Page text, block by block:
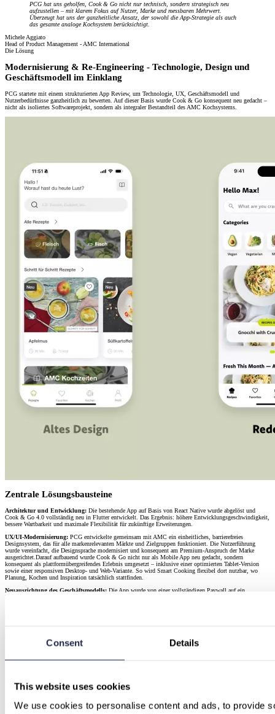
Consent Details
This website uses cookies
We use cookies to personalise content and ads, to provide
PCG hat uns geholfen, Cook & Go nicht nur technisch, sondern strategisch neu
aufzustellen – mit klarem Fokus auf Nutzer, Marke und messbaren Mehrwert.
Überzeugt hat uns der ganzheitliche Ansatz, der sowohl die App-Strategie als auch
das gesamte analoge Kochsystem berücksichtigt.
Michele Aggiato
Head of Product Management - AMC International
Die Lösung
Modernisierung & Re-Engineering - Technologie, Design und
Geschäftsmodell im Einklang
PCG startete mit einem strukturierten App Review, um Technologie, UX, Geschäftsmodell und
Nutzerbedürfnisse ganzheitlich zu bewerten. Auf dieser Basis wurde Cook & Go konsequent neu gedacht –
nicht als isoliertes Softwareprojekt, sondern als integraler Bestandteil des AMC Kochsystems.
Zentrale Lösungsbausteine
Architektur und Entwicklung: Die bestehende App auf Basis von React Native wurde abgelöst und
Cook & Go 4.0 vollständig neu in Flutter entwickelt. Das Ergebnis: höhere Entwicklungsgeschwindigkeit,
bessere Wartbarkeit und maximale Flexibilität für zukünftige Erweiterungen.
UX/UI-Modernisierung: PCG entwickelte gemeinsam mit AMC ein einheitliches, barrierefreies
Designsystem, das für alle markenrelevanten Märkte und Zielgruppen funktioniert. Die Nutzerführung
wurde vereinfacht, die Designsprache modernisiert und konsequent am Premium-Anspruch der Marke
ausgerichtet.Darauf aufbauend wurde Cook & Go nicht nur als Mobile App neu gedacht, sondern
konsequent als plattformübergreifendes Erlebnis umgesetzt – inklusive einer optimierten Tablet-Version
sowie einer responsiven Desktop- und Web-Variante. So wird Smart Cooking flexibel dort nutzbar, wo
Planung, Kochen und Inspiration tatsächlich stattfinden.
Neuausrichtung des Geschäftsmodells: Die App wurde von einer vollständigen Paywall auf ein
Freemium-Modell umgestellt. Nutzer erhalten Zugang zu grundlegenden Funktionen und werden
Die Zusammenarbeit
Gemeinsame Vision, geteilte Expertise